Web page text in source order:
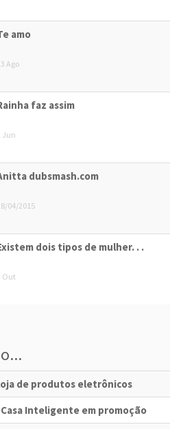
amo
Ago
faz assim
Jun
dubsmash.com
04/2015
dois tipos de mulher. . .
Out
de produtos eletrônicos
Inteligente em promoção